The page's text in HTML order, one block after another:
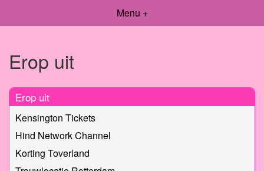
Menu +
Erop uit
Erop uit
Kensington Tickets
Hind Network Channel
Korting Toverland